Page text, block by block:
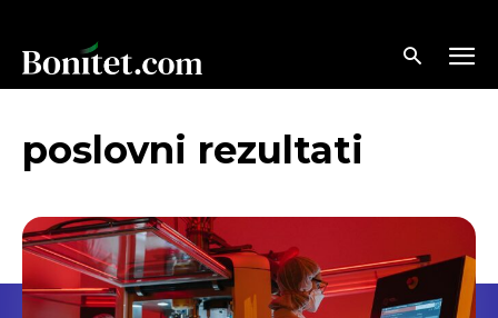
poslovni rezultati